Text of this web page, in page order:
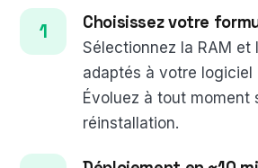
Choisissez votre
Sélectionnez la RAM
adaptés à votre logiciel
Évoluez à tout moment
réinstallation.